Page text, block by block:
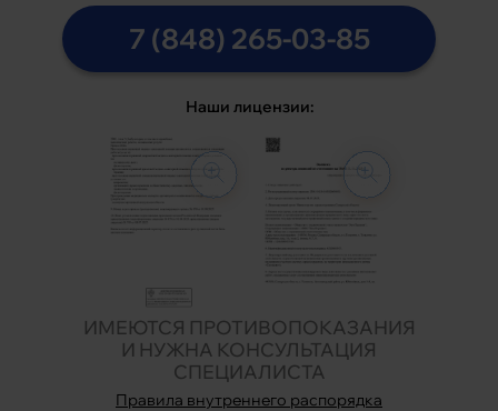
Наши лицензии:
ИМЕЮТСЯ ПРОТИВОПОКАЗАНИЯ
И НУЖНА КОНСУЛЬТАЦИЯ
СПЕЦИАЛИСТА
Правила внутреннего распорядка
7 (848) 265-03-85